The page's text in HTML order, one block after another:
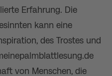
Erfahrung. Die
kann eine
des Trostes und
von Menschen, die